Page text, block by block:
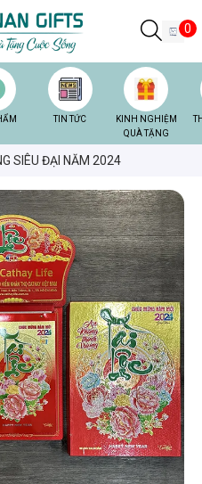
0
TIN TỨC
KINH NGHIỆM
QUÀ TẶNG
SIÊU ĐẠI NĂM 2024